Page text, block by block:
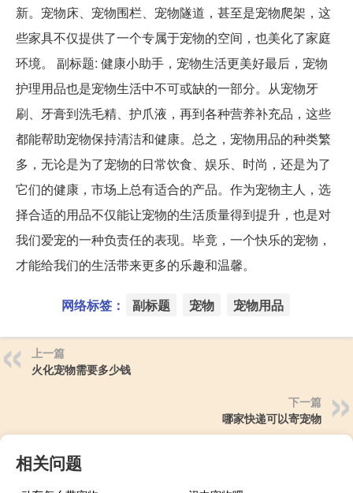
新。宠物床、宠物围栏、宠物隧道，甚至是宠物爬架，这
些家具不仅提供了一个专属于宠物的空间，也美化了家庭
环境。 副标题: 健康小助手，宠物生活更美好最后，宠物
护理用品也是宠物生活中不可或缺的一部分。从宠物牙
刷、牙膏到洗毛精、护爪液，再到各种营养补充品，这些
都能帮助宠物保持清洁和健康。总之，宠物用品的种类繁
多，无论是为了宠物的日常饮食、娱乐、时尚，还是为了
它们的健康，市场上总有适合的产品。作为宠物主人，选
择合适的用品不仅能让宠物的生活质量得到提升，也是对
我们爱宠的一种负责任的表现。毕竟，一个快乐的宠物，
才能给我们的生活带来更多的乐趣和温馨。
网络标签： 副标题 宠物 宠物用品
上一篇
火化宠物需要多少钱
下一篇
哪家快递可以寄宠物
相关问题